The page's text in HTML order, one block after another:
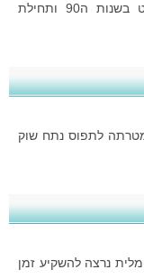
רכבים צרפתיים היו להיט בשנות ה90 ותחילת
לתפוס נתח שוק
נרצה להשקיע זמן